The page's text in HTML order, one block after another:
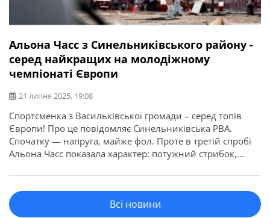
Альона Часс з Синельниківського району -
серед найкращих на молодіжному
чемпіонаті Європи
21 липня 2025, 19:08
Спортсменка з Васильківської громади – серед топів
Європи! Про це повідомляє Синельниківська РВА.
Спочатку — напруга, майже фол. Проте в третій спробі
Альона Часс показала характер: потужний стрибок,
видає особистий рекорд — 13.75 м у потрійному. Це —
4 місце на молодіжному […]
Всі новини